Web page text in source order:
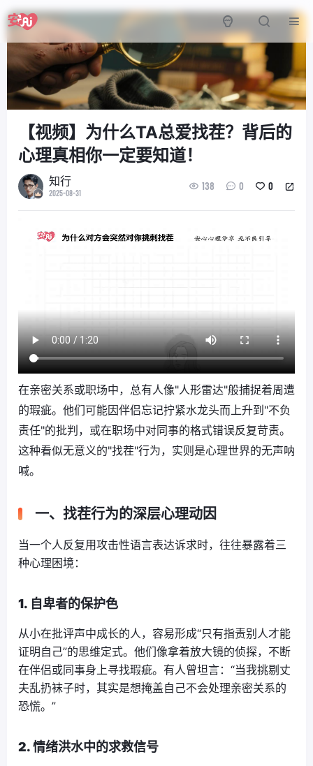
【视频】为什么TA总爱找茬？背后的
心理真相你一定要知道！
知行
2025-08-31
138 0 0
在亲密关系或职场中，总有人像"人形雷达"般捕捉着周遭
的瑕疵。他们可能因伴侣忘记拧紧水龙头而上升到"不负
责任"的批判，或在职场中对同事的格式错误反复苛责。
这种看似无意义的"找茬"行为，实则是心理世界的无声呐
喊。
一、找茬行为的深层心理动因
当一个人反复用攻击性语言表达诉求时，往往暴露着三
种心理困境：
1. 自卑者的保护色
从小在批评声中成长的人，容易形成“只有指责别人才能
证明自己”的思维定式。他们像拿着放大镜的侦探，不断
在伴侣或同事身上寻找瑕疵。有人曾坦言：“当我挑剔丈
夫乱扔袜子时，其实是想掩盖自己不会处理亲密关系的
恐慌。”
2. 情绪洪水中的求救信号